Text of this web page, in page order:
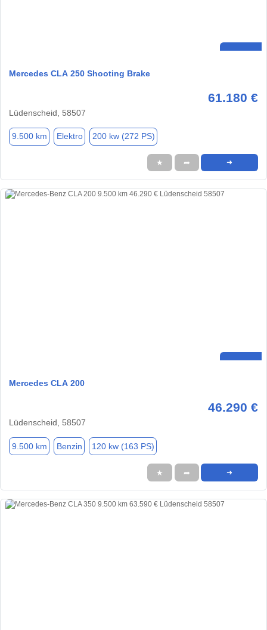
Mercedes CLA 250 Shooting Brake
61.180 €
Lüdenscheid, 58507
9.500 km Elektro 200 kw (272 PS)
★ ➦ ➜
Mercedes CLA 200
46.290 €
Lüdenscheid, 58507
9.500 km Benzin 120 kw (163 PS)
★ ➦ ➜